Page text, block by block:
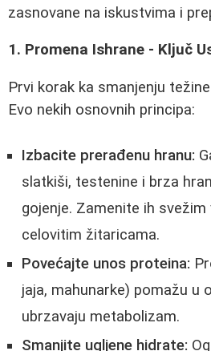
zasnovane na iskustvima i
1. Promena Ishrane - Ključ
Prvi korak ka smanjenju
Evo nekih osnovnih principa:
Izbacite prerađenu hranu:
slatkiši, testenine i brza
gojenje. Zamenite ih
celovitim žitaricama.
Povećajte unos proteina:
jaja, mahunarke) pomažu u
ubrzavaju metabolizam.
Smanjite ugljene hidrate: